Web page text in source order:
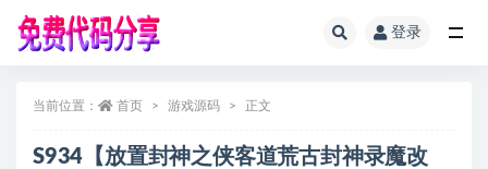
登录
当前位置： 首页 游戏源码 正文
S934【放置封神之侠客道荒古封神录魔改